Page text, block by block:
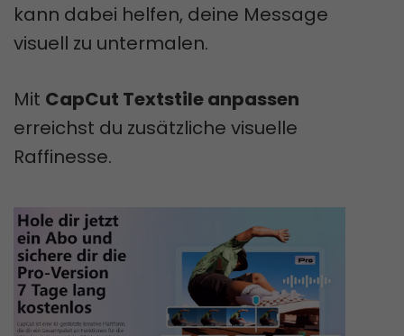
kann dabei helfen, deine Message
visuell zu untermalen.
Mit CapCut Textstile anpassen
erreichst du zusätzliche visuelle
Raffinesse.